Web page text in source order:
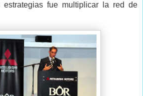
estrategias fue multiplicar la red de